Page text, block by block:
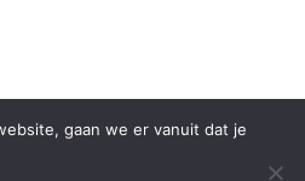
gaan we er vanuit dat je